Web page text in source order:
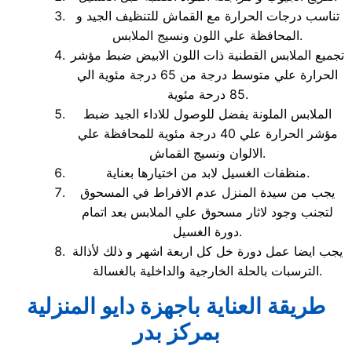
تناسب درجات الحرارة مع القماش للتنظيف الجيد و
المحافظة علي اللون ونسيج الملابس.
تجميع الملابس القطنية ذات اللون الابيض ضبط مؤشر
الحرارة علي متوسط درجة من 65 درجة مئوية الي
85 درحة مئوية.
الملابس الملونة يفضل للوصول للاداء الجيد ضبط
مؤشر الحرارة علي 40 درجة مئوية للمحافظة علي
الالوان ونسيج القماش.
منظفات الغسيل لابد من اختيارها بعناية.
يجب من سيدة المنزل عدم الافراط في المسحوق
لتجنب وجود لاثار مسحوق علي الملابس بعد اتمام
دورة الغسيل.
يجب ايضا عمل دورة خل كل اربعة اشهر و ذلك لأذالة
الترسبات بالحلة الخارجية والداخلية بالغسالة.
طريقة العناية باجهزة دايو المنزلية
بمركز بدر